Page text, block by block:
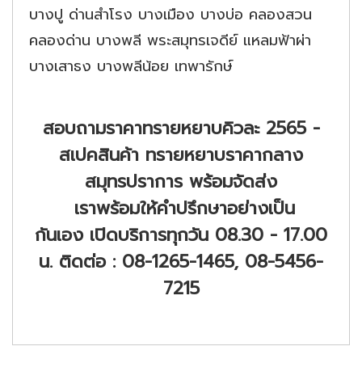
บางปู ด่านสำโรง บางเมือง บางบ่อ คลองสวน
คลองด่าน บางพลี พระสมุทรเจดีย์ แหลมฟ้าผ่า
บางเสาธง บางพลีน้อย เทพารักษ์
สอบถามราคาทรายหยาบคิวละ 2565 -
สเปคสินค้า ทรายหยาบราคากลาง
สมุทรปราการ พร้อมจัดส่ง
เราพร้อมให้คำปรึกษาอย่างเป็น
กันเอง เปิดบริการทุกวัน 08.30 - 17.00
น. ติดต่อ : 08-1265-1465, 08-5456-
7215